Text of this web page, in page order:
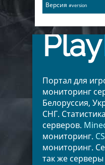
Версия #version
Play
Портал для
мониторинг
Белоруссия,
СНГ.
серверов.
мониторинг.
мониторинг.
так же серверы